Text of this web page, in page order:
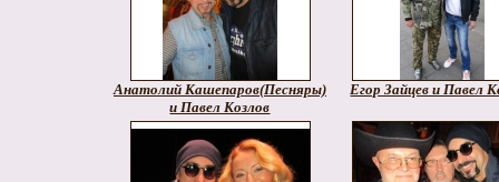
Анатолий Кашепаров(Песняры)
и Павел Козлов
Егор Зайцев и Павел